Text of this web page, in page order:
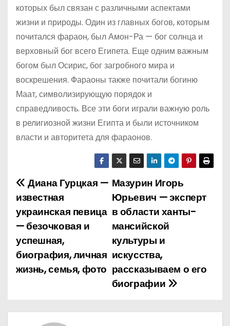
которых был связан с различными аспектами
жизни и природы. Один из главных богов, которым
почитался фараон, был Амон-Ра — бог солнца и
верховный бог всего Египета. Еще одним важным
богом был Осирис, бог загробного мира и
воскрешения. Фараоны также почитали богиню
Маат, символизирующую порядок и
справедливость. Все эти боги играли важную роль
в религиозной жизни Египта и были источником
власти и авторитета для фараонов.
Н
а
в
и
г
ц
Мазурин Игорь
Юрьевич — эксперт
в области ханты-
мансийской
культуры и
искусства,
рассказываем о его
биографии
Диана Гурцкая —
известная
украинская певица
— безочковая и
успешная,
биография, личная
жизнь, семья, фото